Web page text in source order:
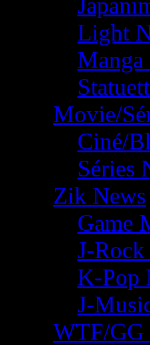
Light
Manga
Movie/
Ciné/
Séries
Zik News
Game
J-Rock
K-Pop
J-
WTF/GG